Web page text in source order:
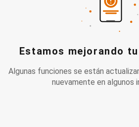
Estamos mejorando
Algunas funciones se están
nuevamente en algunos